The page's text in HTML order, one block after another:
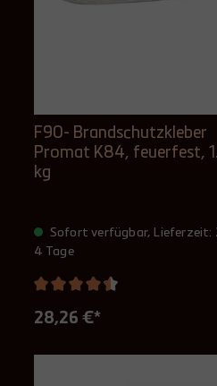
F90- Brandschutzkleber
Promat K84, feuerfest, 1
kg
Sofort verfügbar, Lieferzeit:
4 Tage
28,26 €*